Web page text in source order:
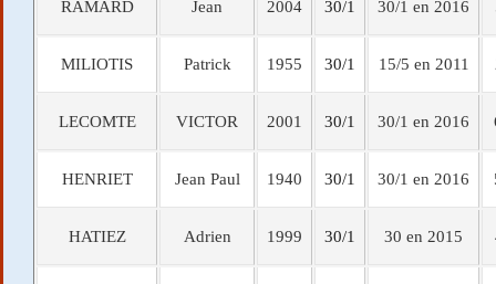
RAMARD Jean 2004 30/1 30/1 en 2016
MILIOTIS Patrick 1955 30/1 15/5 en 2011
LECOMTE VICTOR 2001 30/1 30/1 en 2016
HENRIET Jean Paul 1940 30/1 30/1 en 2016
HATIEZ Adrien 1999 30/1 30 en 2015